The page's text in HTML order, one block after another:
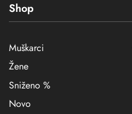
Shop
Muškarci
Žene
Sniženo %
Novo